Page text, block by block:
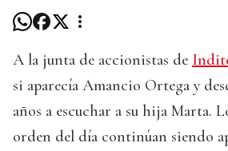
A la junta de accionistas de
si aparecía Amancio Ortega y
años a escuchar a su hija Marta.
orden del día continúan siendo